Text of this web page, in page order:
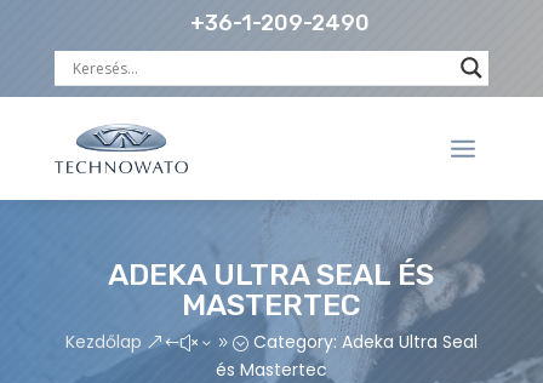
+36-1-209-2490
ADEKA ULTRA SEAL ÉS
MASTERTEC
Kezdőlap &#x39; Category: Adeka Ultra Seal
és Mastertec